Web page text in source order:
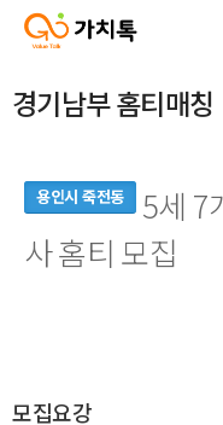
경기남부 홈티매칭
용인시 죽전동
5세 7
사 홈티 모집
모집요강